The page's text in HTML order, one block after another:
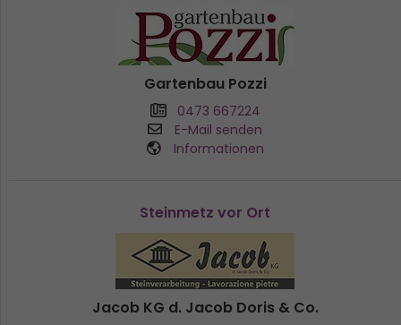
Gartenbau Pozzi
0473 667224
E-Mail senden
Informationen
Steinmetz vor Ort
Jacob KG d. Jacob Doris & Co.